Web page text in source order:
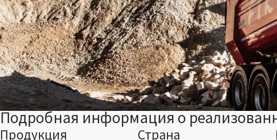
Подробная информация о
Продукция Страна